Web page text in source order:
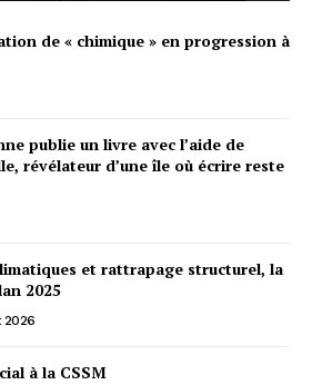
de « chimique » en progression à
publie un livre avec l’aide de
révélateur d’une île où écrire reste
et rattrapage structurel, la
2025
2026
à la CSSM